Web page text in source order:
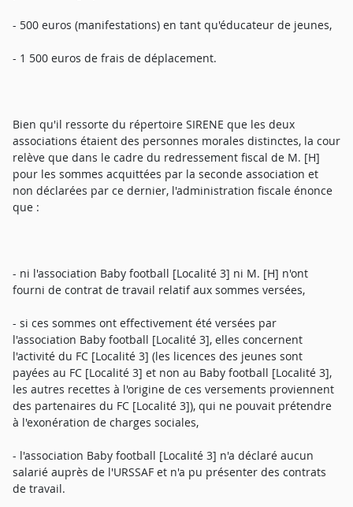
- 500 euros (manifestations) en tant qu'éducateur de jeunes,
- 1 500 euros de frais de déplacement.
Bien qu'il ressorte du répertoire SIRENE que les deux
associations étaient des personnes morales distinctes, la cour
relève que dans le cadre du redressement fiscal de M. [H]
pour les sommes acquittées par la seconde association et
non déclarées par ce dernier, l'administration fiscale énonce
que :
- ni l'association Baby football [Localité 3] ni M. [H] n'ont
fourni de contrat de travail relatif aux sommes versées,
- si ces sommes ont effectivement été versées par
l'association Baby football [Localité 3], elles concernent
l'activité du FC [Localité 3] (les licences des jeunes sont
payées au FC [Localité 3] et non au Baby football [Localité 3],
les autres recettes à l'origine de ces versements proviennent
des partenaires du FC [Localité 3]), qui ne pouvait prétendre
à l'exonération de charges sociales,
- l'association Baby football [Localité 3] n'a déclaré aucun
salarié auprès de l'URSSAF et n'a pu présenter des contrats
de travail.